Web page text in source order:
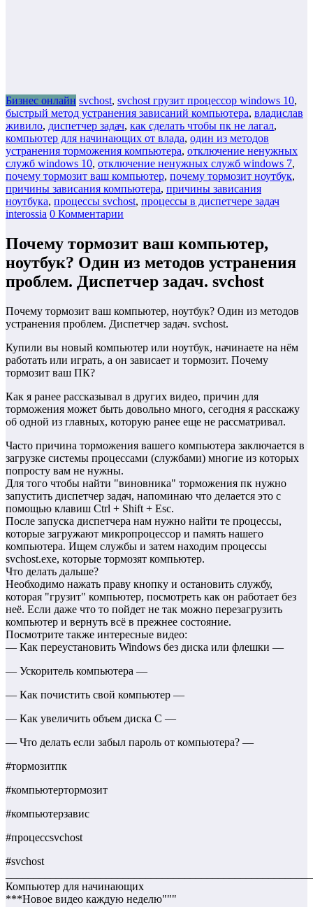
Бизнес онлайн svchost, svchost грузит процессор windows 10,
быстрый метод устранения зависаний компьютера, владислав
живило, диспетчер задач, как сделать чтобы пк не лагал,
компьютер для начинающих от влада, один из методов
устранения торможения компьютера, отключение ненужных
служб windows 10, отключение ненужных служб windows 7,
почему тормозит ваш компьютер, почему тормозит ноутбук,
причины зависания компьютера, причины зависания
ноутбука, процессы svchost, процессы в диспетчере задач
interossia 0 Комментарии
Почему тормозит ваш компьютер,
ноутбук? Один из методов устранения
проблем. Диспетчер задач. svchost
Почему тормозит ваш компьютер, ноутбук? Один из методов
устранения проблем. Диспетчер задач. svchost.
Купили вы новый компьютер или ноутбук, начинаете на нём
работать или играть, а он зависает и тормозит. Почему
тормозит ваш ПК?
Как я ранее рассказывал в других видео, причин для
торможения может быть довольно много, сегодня я расскажу
об одной из главных, которую ранее еще не рассматривал.
Часто причина торможения вашего компьютера заключается в
загрузке системы процессами (службами) многие из которых
попросту вам не нужны.
Для того чтобы найти "виновника" торможения пк нужно
запустить диспетчер задач, напоминаю что делается это с
помощью клавиш Ctrl + Shift + Esc.
После запуска диспетчера нам нужно найти те процессы,
которые загружают микропроцессор и память нашего
компьютера. Ищем службы и затем находим процессы
svchost.exe, которые тормозят компьютер.
Что делать дальше?
Необходимо нажать праву кнопку и остановить службу,
которая "грузит" компьютер, посмотреть как он работает без
неё. Если даже что то пойдет не так можно перезагрузить
компьютер и вернуть всё в прежнее состояние.
Посмотрите также интересные видео:
— Как переустановить Windows без диска или флешки —
— Ускоритель компьютера —
— Как почистить свой компьютер —
— Как увеличить объем диска С —
— Что делать если забыл пароль от компьютера? —
#тормозитпк
#компьютертормозит
#компьютерзавис
#процессsvchost
#svchost
Компьютер для начинающих
***Новое видео каждую неделю"""